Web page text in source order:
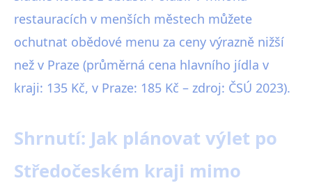
restauracích v menších městech můžete
ochutnat obědové menu za ceny výrazně nižší
než v Praze (průměrná cena hlavního jídla v
kraji: 135 Kč, v Praze: 185 Kč – zdroj: ČSÚ 2023).
Shrnutí: Jak plánovat výlet po
Středočeském kraji mimo